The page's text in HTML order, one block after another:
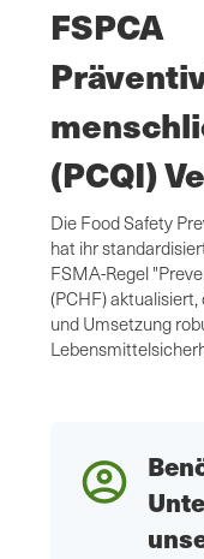
FSPCA
(PCQI)
Die Food Safety
hat ihr
FSMA-Regel
(PCHF)
und Umsetzung